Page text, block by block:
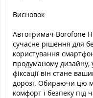
Висновок
Автотримач Borofone
сучасне рішення для
користування
продуманому дизайну,
фіксації він стане
дорозі. Обираючи цю
комфорт і безпеку під